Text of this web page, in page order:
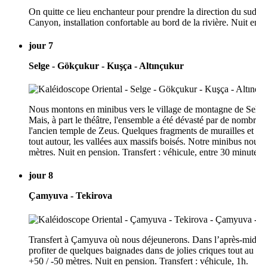
On quitte ce lieu enchanteur pour prendre la direction du
Canyon, installation confortable au bord de la rivière. Nuit
jour 7
Selge - Gökçukur - Kuşça - Altınçukur
Nous montons en minibus vers le village de montagne de
Mais, à part le théâtre, l'ensemble a été dévasté par de
l'ancien temple de Zeus. Quelques fragments de murailles
tout autour, les vallées aux massifs boisés. Notre minibus
mètres. Nuit en pension. Transfert : véhicule, entre 30
jour 8
Çamyuva - Tekirova
Transfert à Çamyuva où nous déjeunerons. Dans l’après-
profiter de quelques baignades dans de jolies criques tout
+50 / -50 mètres. Nuit en pension. Transfert : véhicule, 1h.